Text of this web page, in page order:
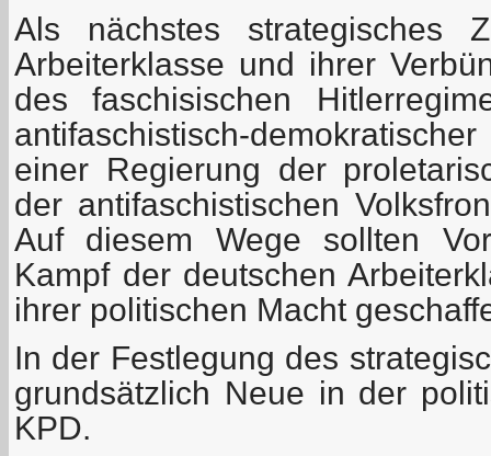
Als nächstes strategisches
Arbeiterklasse und ihrer
des faschisischen
antifaschistisch-
einer Regierung der
der antifaschistischen
Auf diesem Wege sollten
Kampf der deutschen
ihrer politischen Macht
In der Festlegung des
grundsätzlich Neue in der
KPD.